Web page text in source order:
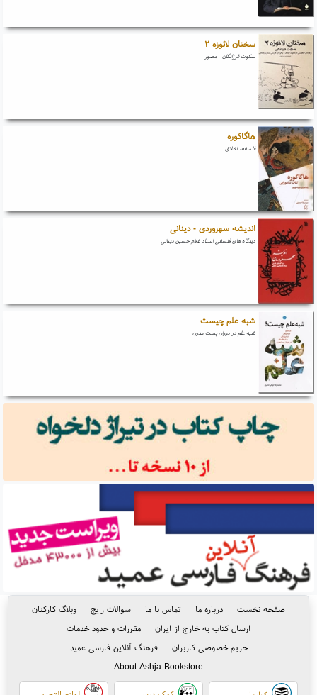
سخنان لائوزه ۲
سکوت فرزانگان - مصور
هاگاکوره
فلسفه، اخلاق
اندیشه سهروردی - دینانی
دیدگاه های فلسفی استاد غلام حسین دینانی
شبه علم چیست
شبه علم در دوران پست مدرن
صفحه نخست درباره ما تماس با ما سوالات رایج
وبلاگ کارکنان
ارسال کتاب به خارج از ایران
مقررات و حدود خدمات
حریم خصوصی کاربران
فرهنگ آنلاین فارسی عمید
About Ashja Bookstore